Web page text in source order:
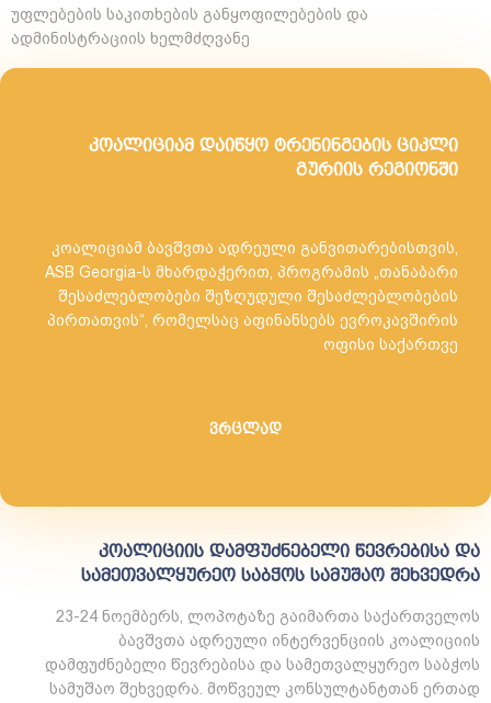
უფლებების საკითხების განყოფილებების და
ადმინისტრაციის ხელმძღვანე
კოალიციამ დაიწყო ტრენინგების ციკლი
გურიის რეგიონში
კოალიციამ ბავშვთა ადრეული განვითარებისთვის,
ASB Georgia-ს მხარდაჭერით, პროგრამის „თანაბარი
შესაძლებლობები შეზღუდული შესაძლებლობების
პირთათვის“, რომელსაც აფინანსებს ევროკავშირის
ოფისი საქართვე
ვრცლად
კოალიციის დამფუძნებელი წევრებისა და
სამეთვალყურეო საბჭოს სამუშაო შეხვედრა
23-24 ნოემბერს, ლოპოტაზე გაიმართა საქართველოს
ბავშვთა ადრეული ინტერვენციის კოალიციის
დამფუძნებელი წევრებისა და სამეთვალყურეო საბჭოს
სამუშაო შეხვედრა. მოწვეულ კონსულტანტთან ერთად